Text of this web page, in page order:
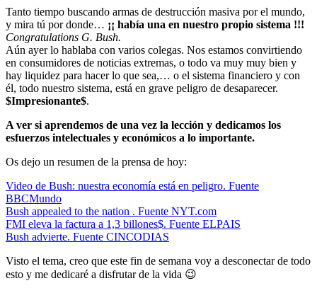
Tanto tiempo buscando armas de destrucción masiva por el mundo,
y mira tú por donde… ¡¡ había una en nuestro propio sistema !!!
Congratulations G. Bush.
Aún ayer lo hablaba con varios colegas. Nos estamos convirtiendo
en consumidores de noticias extremas, o todo va muy muy bien y
hay liquidez para hacer lo que sea,… o el sistema financiero y con
él, todo nuestro sistema, está en grave peligro de desaparecer.
$Impresionante$.
A ver si aprendemos de una vez la lección y dedicamos los
esfuerzos intelectuales y económicos a lo importante.
Os dejo un resumen de la prensa de hoy:
Video de Bush: nuestra economía está en peligro. Fuente
BBCMundo
Bush appealed to the nation . Fuente NYT.com
FMI eleva la factura a 1,3 billones$. Fuente ELPAIS
Bush advierte. Fuente CINCODIAS
Visto el tema, creo que este fin de semana voy a desconectar de todo
esto y me dedicaré a disfrutar de la vida 😉